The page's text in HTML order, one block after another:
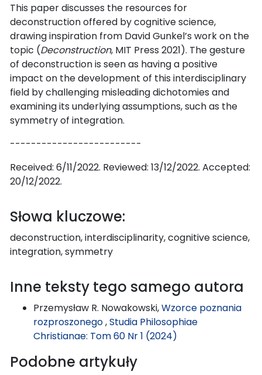
This paper discusses the resources for
deconstruction offered by cognitive science,
drawing inspiration from David Gunkel’s work on the
topic (Deconstruction, MIT Press 2021). The gesture
of deconstruction is seen as having a positive
impact on the development of this interdisciplinary
field by challenging misleading dichotomies and
examining its underlying assumptions, such as the
symmetry of integration.
-------------------------
Received: 6/11/2022. Reviewed: 13/12/2022. Accepted:
20/12/2022.
Słowa kluczowe:
deconstruction, interdisciplinarity, cognitive science,
integration, symmetry
Inne teksty tego samego autora
Przemysław R. Nowakowski,Wzorce poznania
rozproszonego,Studia Philosophiae
Christianae: Tom 60 Nr 1 (2024)
Podobne artykuły